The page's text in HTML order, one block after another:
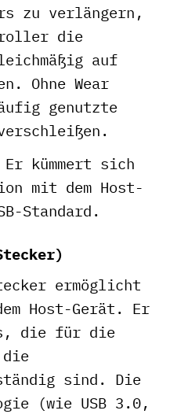
zu verlängern,
die
auf
Ohne Wear
genutzte
kümmert sich
mit dem Host-
Standard.
ermöglicht
Host-Gerät. Er
die für die
die
sind. Die
(wie USB 3.0,